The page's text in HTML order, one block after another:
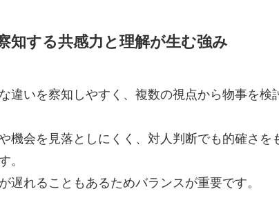
知する共感力と理解が生む強み
違いを察知しやすく、複数の視点から物事を検
機会を見落としにくく、対人判断でも的確さを
。
遅れることもあるためバランスが重要です。